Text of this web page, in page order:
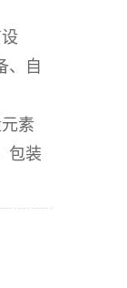
、自
素
包装